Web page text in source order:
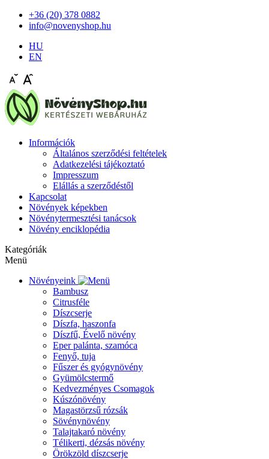
+36 (20) 378 0882
info@novenyshop.hu
HU
EN
Információk
Általános szerződési feltételek
Adatkezelési tájékoztató
Impresszum
Elállás a szerződéstől
Kapcsolat
Növények képekben
Növénytermesztési tanácsok
Növény enciklopédia
Kategóriák
Menü
Növényeink
Bambusz
Citrusféle
Díszcserje
Díszfa, haszonfa
Díszfű, Évelő növény
Eper palánta, szamóca
Fenyő, tuja
Fűszer és gyógynövény
Gyümölcstermő
Kedvezményes Csomagok
Kúszónövény
Magastörzsű rózsák
Sövénynövény
Talajtakaró növény
Télikerti, dézsás növény
Örökzöld díszcserje